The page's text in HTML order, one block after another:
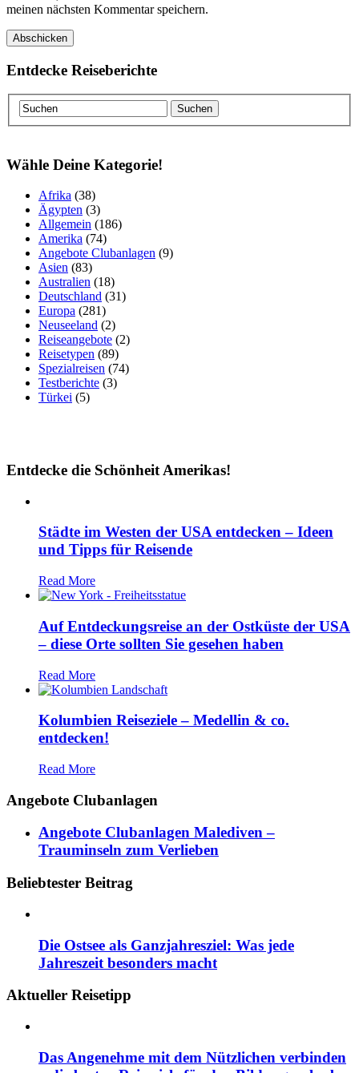
meinen nächsten Kommentar speichern.
Entdecke Reiseberichte
Wähle Deine Kategorie!
Afrika (38)
Ägypten (3)
Allgemein (186)
Amerika (74)
Angebote Clubanlagen (9)
Asien (83)
Australien (18)
Deutschland (31)
Europa (281)
Neuseeland (2)
Reiseangebote (2)
Reisetypen (89)
Spezialreisen (74)
Testberichte (3)
Türkei (5)
Entdecke die Schönheit Amerikas!
Städte im Westen der USA entdecken – Ideen
und Tipps für Reisende
Read More
Auf Entdeckungsreise an der Ostküste der USA
– diese Orte sollten Sie gesehen haben
Read More
Kolumbien Reiseziele – Medellin & co.
entdecken!
Read More
Angebote Clubanlagen
Angebote Clubanlagen Malediven –
Trauminseln zum Verlieben
Beliebtester Beitrag
Die Ostsee als Ganzjahresziel: Was jede
Jahreszeit besonders macht
Aktueller Reisetipp
Das Angenehme mit dem Nützlichen verbinden